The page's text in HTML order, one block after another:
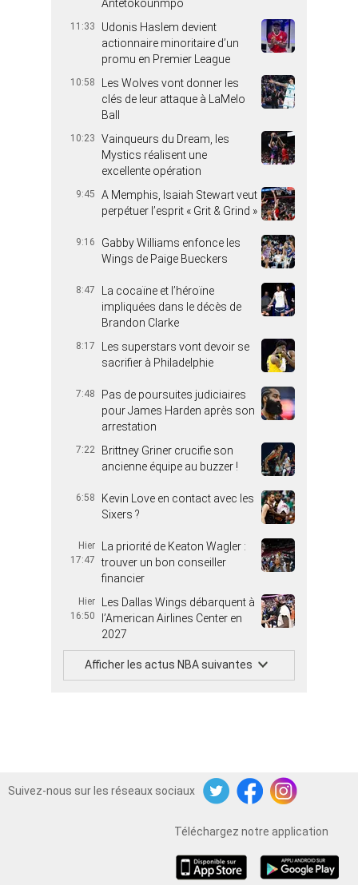
Antetokounmpo
11:33
Udonis Haslem devient
actionnaire minoritaire d’un
promu en Premier League
10:58
Les Wolves vont donner les
clés de leur attaque à LaMelo
Ball
10:23
Vainqueurs du Dream, les
Mystics réalisent une
excellente opération
9:45
A Memphis, Isaiah Stewart veut
perpétuer l’esprit « Grit & Grind »
9:16
Gabby Williams enfonce les
Wings de Paige Bueckers
8:47
La cocaïne et l’héroïne
impliquées dans le décès de
Brandon Clarke
8:17
Les superstars vont devoir se
sacrifier à Philadelphie
7:48
Pas de poursuites judiciaires
pour James Harden après son
arrestation
7:22
Brittney Griner crucifie son
ancienne équipe au buzzer !
6:58
Kevin Love en contact avec les
Sixers ?
Hier
17:47
La priorité de Keaton Wagler :
trouver un bon conseiller
financier
Hier
16:50
Les Dallas Wings débarquent à
l’American Airlines Center en
2027
Afficher les actus NBA suivantes
Suivez-nous sur les réseaux sociaux
TwitterFacebookInstagram
Téléchargez notre application